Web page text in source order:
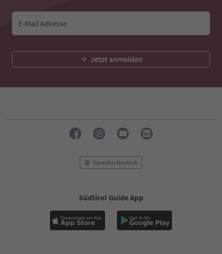
E-Mail Adresse
Jetzt anmelden
Sprache: Deutsch
Südtirol Guide App